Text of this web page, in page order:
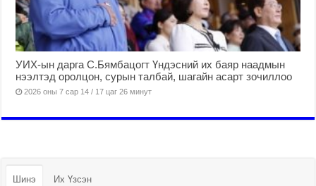
УИХ-ын дарга С.Бямбацогт Үндэсний их баяр наадмын
нээлтэд оролцон, сурын талбай, шагайн асарт зочиллоо
2026 оны 7 сар 14 / 17 цаг 26 минут
Шинэ Их Үзсэн